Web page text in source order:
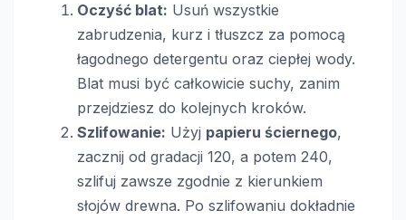
Oczyść blat: Usuń wszystkie
zabrudzenia, kurz i tłuszcz za pomocą
łagodnego detergentu oraz ciepłej wody.
Blat musi być całkowicie suchy, zanim
przejdziesz do kolejnych kroków.
Szlifowanie: Użyj papieru ściernego,
zacznij od gradacji 120, a potem 240,
szlifuj zawsze zgodnie z kierunkiem
słojów drewna. Po szlifowaniu dokładnie